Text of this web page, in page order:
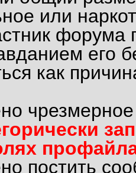
или
форума
его
как
постить